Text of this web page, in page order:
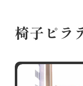
椅子ピラ